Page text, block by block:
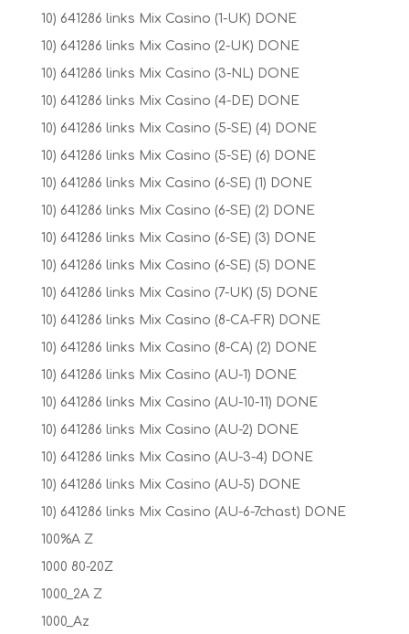
10) 641286 links Mix Casino (1-UK) DONE
10) 641286 links Mix Casino (2-UK) DONE
10) 641286 links Mix Casino (3-NL) DONE
10) 641286 links Mix Casino (4-DE) DONE
10) 641286 links Mix Casino (5-SE) (4) DONE
10) 641286 links Mix Casino (5-SE) (6) DONE
10) 641286 links Mix Casino (6-SE) (1) DONE
10) 641286 links Mix Casino (6-SE) (2) DONE
10) 641286 links Mix Casino (6-SE) (3) DONE
10) 641286 links Mix Casino (6-SE) (5) DONE
10) 641286 links Mix Casino (7-UK) (5) DONE
10) 641286 links Mix Casino (8-CA-FR) DONE
10) 641286 links Mix Casino (8-CA) (2) DONE
10) 641286 links Mix Casino (AU-1) DONE
10) 641286 links Mix Casino (AU-10-11) DONE
10) 641286 links Mix Casino (AU-2) DONE
10) 641286 links Mix Casino (AU-3-4) DONE
10) 641286 links Mix Casino (AU-5) DONE
10) 641286 links Mix Casino (AU-6-7chast) DONE
100%A Z
1000 80-20Z
1000_2A Z
1000_Az